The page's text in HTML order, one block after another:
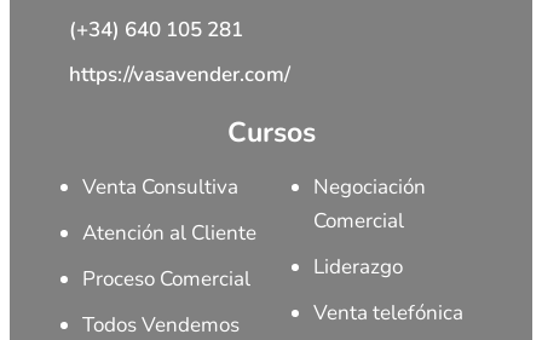
(+34) 640 105 281
https://vasavender.com/
Cursos
Venta Consultiva
Atención al Cliente
Proceso Comercial
Todos Vendemos
Negociación
Comercial
Liderazgo
Venta telefónica